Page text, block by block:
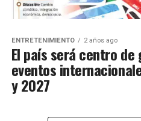
ENTRETENIMIENTO 2 años ago
El país será centro de
eventos
y 2027